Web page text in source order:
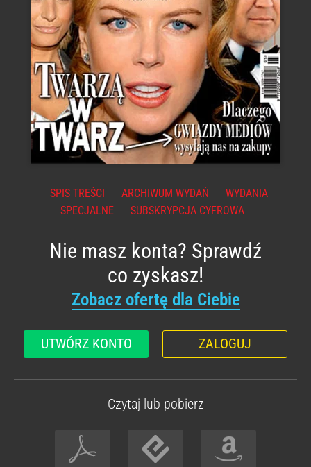
SPIS TREŚCI ARCHIWUM WYDAŃ
WYDANIA
SPECJALNE
SUBSKRYPCJA CYFROWA
Nie masz konta? Sprawdź
co zyskasz!
Zobacz ofertę dla Ciebie
UTWÓRZ KONTO ZALOGUJ
Czytaj lub pobierz